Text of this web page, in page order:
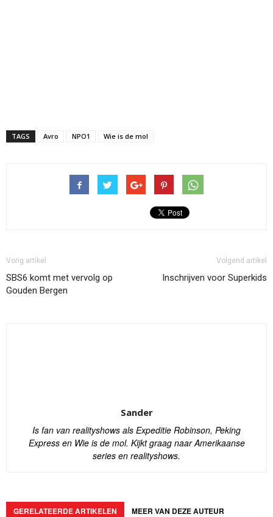
TAGS Avro NPO1 Wie is de mol
Vorig artikel
SBS6 komt met vervolg op
Gouden Bergen
Volgend artikel
Inschrijven voor Superkids
Sander
Is fan van realityshows als Expeditie Robinson, Peking
Express en Wie is de mol. Kijkt graag naar Amerikaanse
series en realityshows.
GERELATEERDE ARTIKELEN MEER VAN DEZE AUTEUR